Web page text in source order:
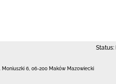
Status:
Moniuszki 6 06-200 Maków Mazowiecki